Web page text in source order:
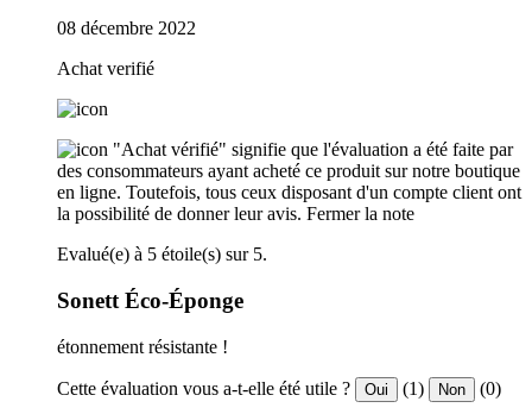
08 décembre 2022
Achat verifié
"Achat vérifié" signifie que l'évaluation a été faite par
des consommateurs ayant acheté ce produit sur notre boutique
en ligne. Toutefois, tous ceux disposant d'un compte client ont
la possibilité de donner leur avis. Fermer la note
Evalué(e) à 5 étoile(s) sur 5.
Sonett Éco-Éponge
étonnement résistante !
Cette évaluation vous a-t-elle été utile ? Oui (1) Non (0)